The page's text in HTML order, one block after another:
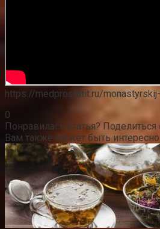
https://medprostatit.ru/
0
Понравилась статья? Поделиться
Вам также может быть интересно